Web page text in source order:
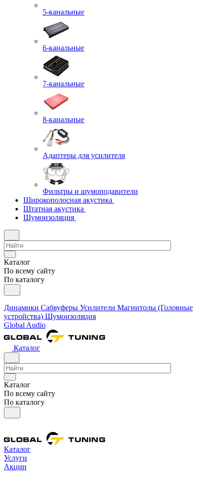
5-канальные
6-канальные
7-канальные
8-канальные
Адаптеры для усилителя
Фильтры и шумоподавители
Широкополосная акустика
Штатная акустика
Шумоизоляция
Каталог
По всему сайту
По каталогу
Динамики Сабвуферы Усилители Магнитолы (Головные
устройства) Шумоизоляция
Global Audio
Каталог
Каталог
По всему сайту
По каталогу
Каталог
Услуги
Акции